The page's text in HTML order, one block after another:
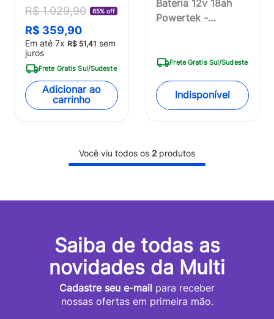
EN023OUT
[Reembalado]
R$ 1.029,90 65% off
R$ 359,90
Em até 7x R$ 51,41 sem
juros
Frete Gratis Sul/Sudeste
Adicionar ao
carrinho
Bateria 12v 18ah
Powertek -
Frete Gratis Sul/Sudeste
Indisponível
Você viu todos os 2 produtos
Saiba de todas as
novidades da Multi
Cadastre seu e-mail para receber
nossas ofertas em primeira mão.